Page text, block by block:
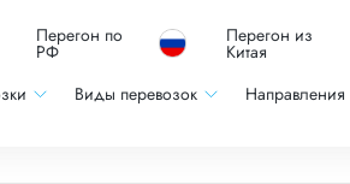
Перегон по
РФ
Перегон из
Китая
Виды перевозок Направления